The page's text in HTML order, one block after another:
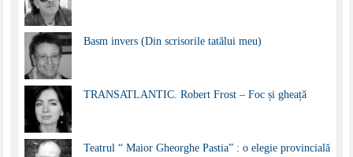
Basm invers (Din scrisorile tatălui meu)
TRANSATLANTIC. Robert Frost – Foc și gheață
Teatrul “ Maior Gheorghe Pastia” : o elegie provincială